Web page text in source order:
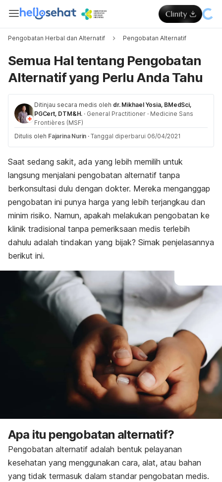
Pengobatan Herbal dan Alternatif Pengobatan Alternatif
Semua Hal tentang Pengobatan
Alternatif yang Perlu Anda Tahu
Ditinjau secara medis oleh dr. Mikhael Yosia, BMedSci,
PGCert, DTM&H. · General Practitioner · Medicine Sans
Frontières (MSF)
Ditulis oleh Fajarina Nurin · Tanggal diperbarui 06/04/2021
Saat sedang sakit, ada yang lebih memilih untuk
langsung menjalani pengobatan alternatif tanpa
berkonsultasi dulu dengan dokter. Mereka menganggap
pengobatan ini punya harga yang lebih terjangkau dan
minim risiko. Namun, apakah melakukan pengobatan ke
klinik tradisional tanpa pemeriksaan medis terlebih
dahulu adalah tindakan yang bijak? Simak penjelasannya
berikut ini.
Apa itu pengobatan alternatif?
Pengobatan alternatif adalah bentuk pelayanan
kesehatan yang menggunakan cara, alat, atau bahan
yang tidak termasuk dalam standar pengobatan medis.